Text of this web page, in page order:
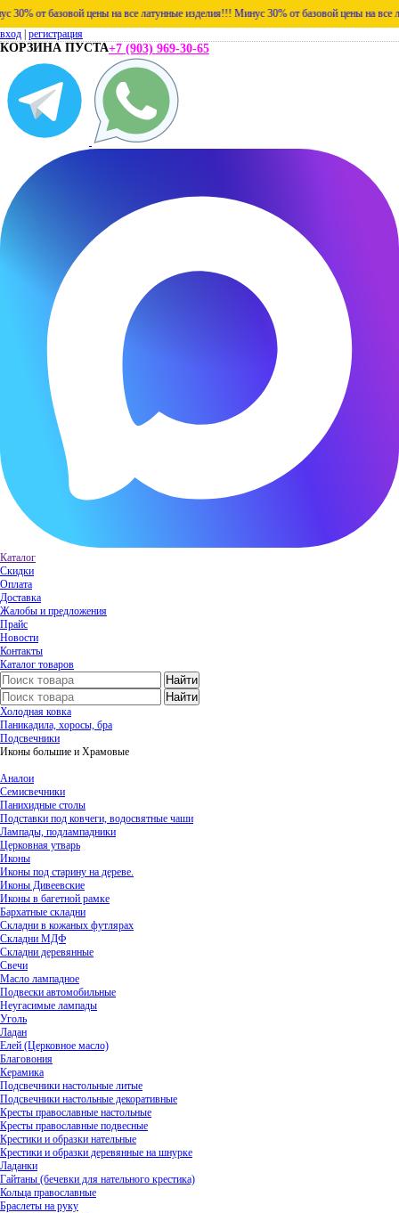
от базовой цены на все латунные изделия!!! Минус 30% от базовой цены на все
вход регистрация
КОРЗИНА ПУСТА+7 (903) 969-30-65
Каталог
Скидки
Оплата
Доставка
Жалобы и предложения
Прайс
Новости
Контакты
Каталог товаров
Холодная ковка
Паникадила, хоросы, бра
Подсвечники
Иконы большие и Храмовые
Аналои
Семисвечники
Панихидные столы
Подставки под ковчеги, водосвятные чаши
Лампады, подлампадники
Церковная утварь
Иконы
Иконы под старину на дереве.
Иконы Дивеевские
Иконы в багетной рамке
Бархатные складни
Складни в кожаных футлярах
Складни МДФ
Складни деревянные
Свечи
Масло лампадное
Подвески автомобильные
Неугасимые лампады
Уголь
Ладан
Елей (Церковное масло)
Благовония
Керамика
Подсвечники настольные литые
Подсвечники настольные декоративные
Кресты православные настольные
Кресты православные подвесные
Крестики и образки нательные
Крестики и образки деревянные на шнурке
Ладанки
Гайтаны (бечевки для нательного крестика)
Кольца православные
Браслеты на руку